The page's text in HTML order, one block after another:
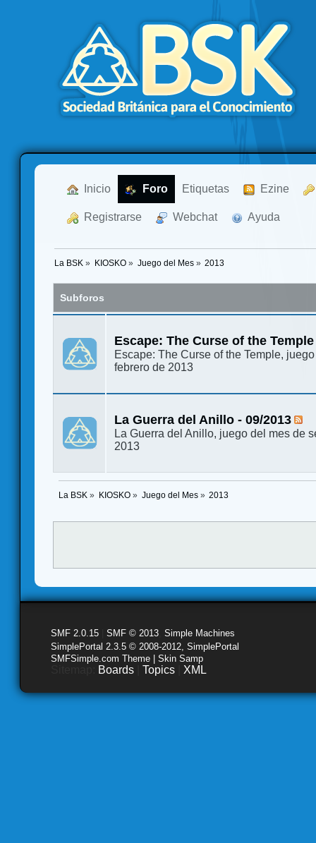
Inicio Foro Etiquetas Ezine
Registrarse Webchat Ayuda
La BSK » KIOSKO» Juego del Mes» 2013
Subforos
Escape: The Curse of the Temple
Escape: The Curse of the Temple,
febrero de 2013
La Guerra del Anillo - 09/2013
La Guerra del Anillo, juego del mes de
2013
La BSK » KIOSKO» Juego del Mes» 2013
SMF 2.0.15 SMF © 2013 Simple Machines
SimplePortal 2.3.5 © 2008-2012, SimplePortal
SMFSimple.com Theme | Skin Samp
Boards Topics XML